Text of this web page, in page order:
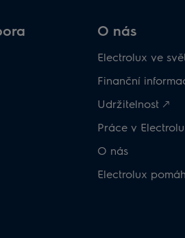
O nás
Electrolux ve
Finanční
Udržitelnost 🡕
Práce v
O nás
Electrolux